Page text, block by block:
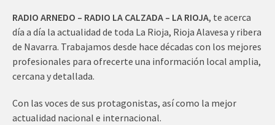
RADIO ARNEDO – RADIO LA CALZADA – LA RIOJA, te acerca
día a día la actualidad de toda La Rioja, Rioja Alavesa y ribera
de Navarra. Trabajamos desde hace décadas con los mejores
profesionales para ofrecerte una información local amplia,
cercana y detallada.
Con las voces de sus protagonistas, así como la mejor
actualidad nacional e internacional.